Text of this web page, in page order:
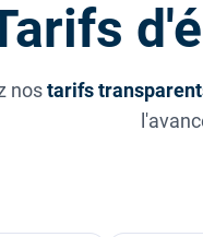
nostarifs